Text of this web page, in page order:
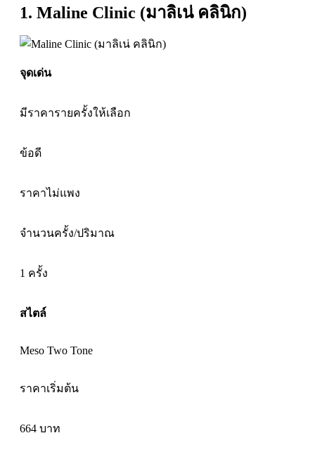
1. Maline Clinic (มาลิเน่ คลินิก)
จุดเด่น
มีราคารายครั้งให้เลือก
ข้อดี
ราคาไม่แพง
จำนวนครั้ง/ปริมาณ
1 ครั้ง
สไตล์
Meso Two Tone
ราคาเริ่มต้น
664 บาท